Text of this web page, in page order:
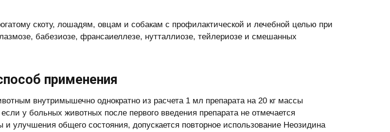
скоту, лошадям, овцам и собакам с профилактической и лечебной целью при
бабезиозе, франсаиеллезе, нутталлиозе, тейлериозе и смешанных
применения
внутримышечно однократно из расчета 1 мл препарата на 20 кг массы
у больных животных после первого введения препарата не отмечается
и улучшения общего состояния, допускается повторное использование Неозидина